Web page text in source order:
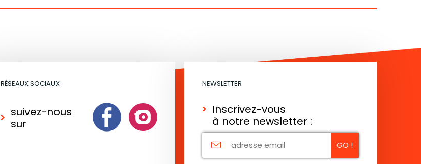
RÉSEAUX SOCIAUX
suivez-nous
sur
NEWSLETTER
Inscrivez-vous
à notre newsletter :